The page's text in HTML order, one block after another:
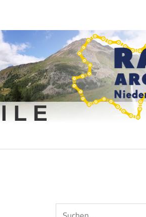
Suchen